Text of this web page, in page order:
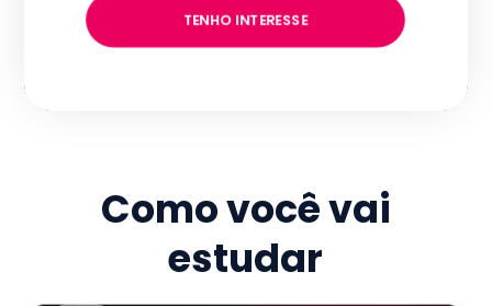
TENHO INTERESSE
Como você vai
estudar